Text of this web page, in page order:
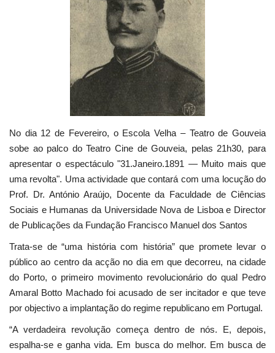
Estatuto Editorial
Lazer
Ambiente
No dia 12 de Fevereiro, o Escola Velha – Teatro de Gouveia
sobe ao palco do Teatro Cine de Gouveia, pelas 21h30, para
apresentar o espectáculo "31.Janeiro.1891 — Muito mais que
uma revolta". Uma actividade que contará com uma locução do
Prof. Dr. António Araújo, Docente da Faculdade de Ciências
Sociais e Humanas da Universidade Nova de Lisboa e Director
de Publicações da Fundação Francisco Manuel dos Santos
Trata-se de “uma história com história” que promete levar o
público ao centro da acção no dia em que decorreu, na cidade
do Porto, o primeiro movimento revolucionário do qual Pedro
Amaral Botto Machado foi acusado de ser incitador e que teve
por objectivo a implantação do regime republicano em Portugal.
“A verdadeira revolução começa dentro de nós. E, depois,
espalha-se e ganha vida. Em busca do melhor. Em busca de